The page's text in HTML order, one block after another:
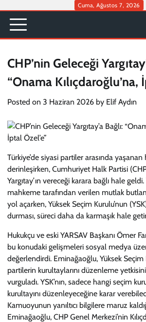
content
Cuma, Ağustos 7, 2026
CHP’nin Geleceği
“Onama Kılıçdaroğlu’na,
Posted on 3 Haziran 2026 by Elif Aydın
Türkiye’de siyasi partiler arasında
derinleşirken, Cumhuriyet Halk Partisi
Yargıtay’ın vereceği karara bağlı hale
mahkeme tarafından verilen mutlak
yol açarken, Yüksek Seçim Kurulu’nun
durması, süreci daha da karmaşık hale
Hukukçu ve eski YARSAV Başkanı Ömer
bu konudaki gelişmeleri sosyal medya
değerlendirdi. Eminağaoğlu, Yüksek Seçim
partilerin kurultaylarını düzenleme
vurguladı. YSK’nın, sadece hangi seçim
kurultayını düzenleyeceğine karar
Kamuoyunun yanıltıcı bilgilere maruz
Eminağaoğlu, CHP Genel Merkezi’nin